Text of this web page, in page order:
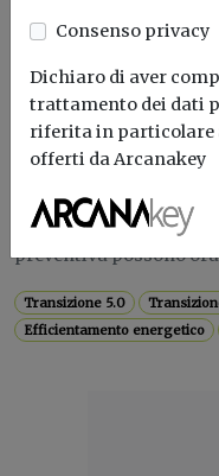
Attualità
Piano
comunicazioni
Le imprese che hanno
preventiva possono
Transizione 5.0
Efficientamento energetico
Consenso privacy
Dichiaro di aver
trattamento dei dati
riferita in particolare
offerti da Arcanakey